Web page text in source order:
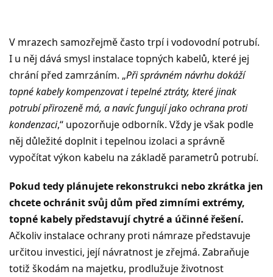
V mrazech samozřejmě často trpí i vodovodní potrubí.
I u něj dává smysl instalace topných kabelů, které jej
chrání před zamrzáním. „Při správném návrhu dokáží
topné kabely kompenzovat i tepelné ztráty, které jinak
potrubí přirozeně má, a navíc fungují jako ochrana proti
kondenzaci,“ upozorňuje odborník. Vždy je však podle
něj důležité doplnit i tepelnou izolaci a správně
vypočítat výkon kabelu na základě parametrů potrubí.
Pokud tedy plánujete rekonstrukci nebo zkrátka jen
chcete ochránit svůj dům před zimními extrémy,
topné kabely představují chytré a účinné řešení.
Ačkoliv instalace ochrany proti námraze představuje
určitou investici, její návratnost je zřejmá. Zabraňuje
totiž škodám na majetku, prodlužuje životnost